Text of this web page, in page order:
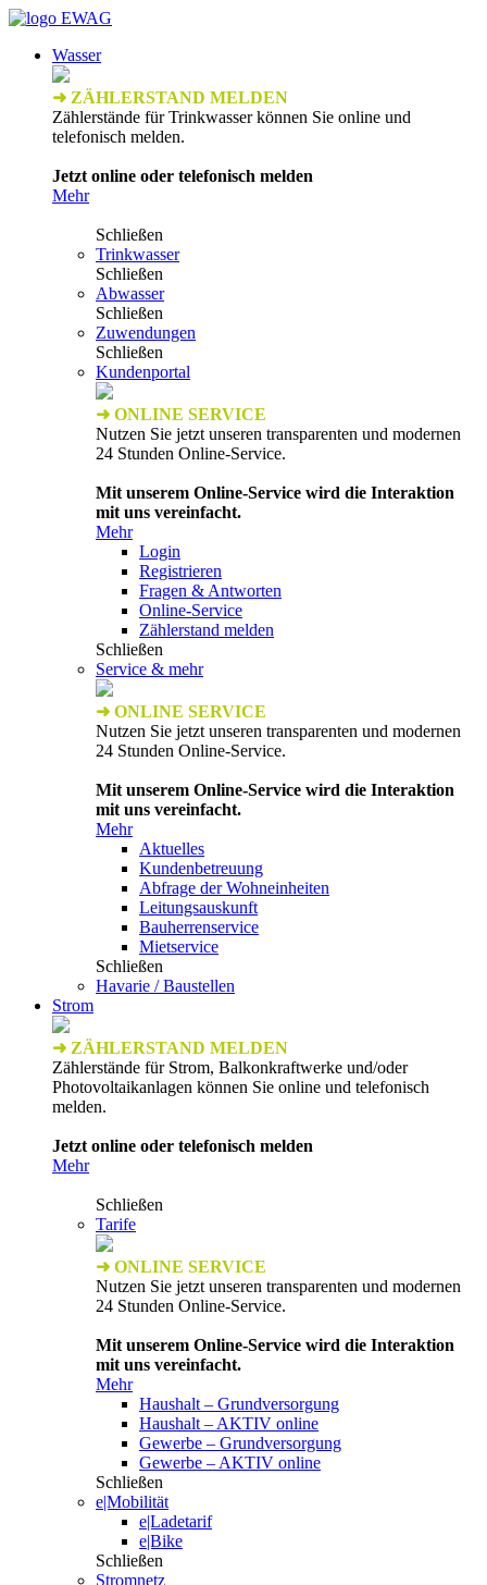
Wasser
➜ ZÄHLERSTAND MELDEN
Zählerstände für Trinkwasser können Sie online und
telefonisch melden.
Jetzt online oder telefonisch melden
Mehr
Schließen
Trinkwasser
Schließen
Abwasser
Schließen
Zuwendungen
Schließen
Kundenportal
➜ ONLINE SERVICE
Nutzen Sie jetzt unseren transparenten und modernen
24 Stunden Online-Service.
Mit unserem Online-Service wird die Interaktion
mit uns vereinfacht.
Mehr
Login
Registrieren
Fragen & Antworten
Online-Service
Zählerstand melden
Schließen
Service & mehr
➜ ONLINE SERVICE
Nutzen Sie jetzt unseren transparenten und modernen
24 Stunden Online-Service.
Mit unserem Online-Service wird die Interaktion
mit uns vereinfacht.
Mehr
Aktuelles
Kundenbetreuung
Abfrage der Wohneinheiten
Leitungsauskunft
Bauherrenservice
Mietservice
Schließen
Havarie / Baustellen
Strom
➜ ZÄHLERSTAND MELDEN
Zählerstände für Strom, Balkonkraftwerke und/oder
Photovoltaikanlagen können Sie online und telefonisch
melden.
Jetzt online oder telefonisch melden
Mehr
Schließen
Tarife
➜ ONLINE SERVICE
Nutzen Sie jetzt unseren transparenten und modernen
24 Stunden Online-Service.
Mit unserem Online-Service wird die Interaktion
mit uns vereinfacht.
Mehr
Haushalt – Grundversorgung
Haushalt – AKTIV online
Gewerbe – Grundversorgung
Gewerbe – AKTIV online
Schließen
e|Mobilität
e|Ladetarif
e|Bike
Schließen
Stromnetz